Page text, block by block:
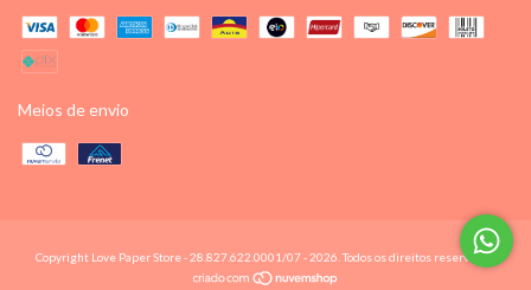
Meios de envio
Copyright Love Paper Store - 28.827.622.0001/07 - 2026. Todos os direitos reservados.